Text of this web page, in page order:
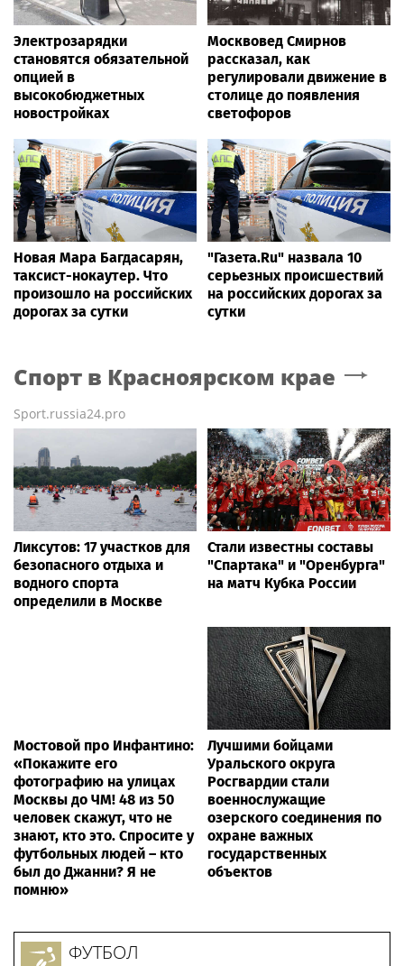
Электрозарядки
становятся обязательной
опцией в
высокобюджетных
новостройках
Москвовед Смирнов
рассказал, как
регулировали движение в
столице до появления
светофоров
Новая Мара Багдасарян,
таксист-нокаутер. Что
произошло на российских
дорогах за сутки
"Газета.Ru" назвала 10
серьезных происшествий
на российских дорогах за
сутки
Спорт в Красноярском крае
Sport.russia24.pro
Ликсутов: 17 участков для
безопасного отдыха и
водного спорта
определили в Москве
Стали известны составы
"Спартака" и "Оренбурга"
на матч Кубка России
Мостовой про Инфантино:
«Покажите его
фотографию на улицах
Москвы до ЧМ! 48 из 50
человек скажут, что не
знают, кто это. Спросите у
футбольных людей – кто
был до Джанни? Я не
помню»
Лучшими бойцами
Уральского округа
Росгвардии стали
военнослужащие
озерского соединения по
охране важных
государственных
объектов
ФУТБОЛ